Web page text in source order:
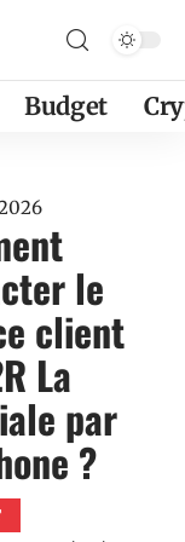
Budget
le
client
La
par
?